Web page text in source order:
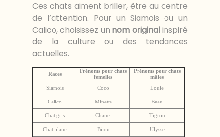
Ces chats aiment briller, être au centre
de l’attention. Pour un Siamois ou un
Calico, choisissez un nom originalinspiré
de la culture ou des tendances
actuelles.
Races
Prénoms pour chats
femelles
Prénoms pour chats
mâles
Siamois
Coco Louie
Calico Minette Beau
Chat gris Chanel Tigrou
Chat blanc Bijou Ulysse